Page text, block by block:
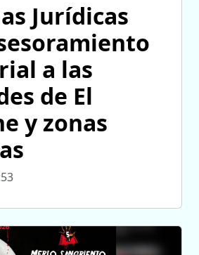
Jurídicas
a las
de El
y zonas